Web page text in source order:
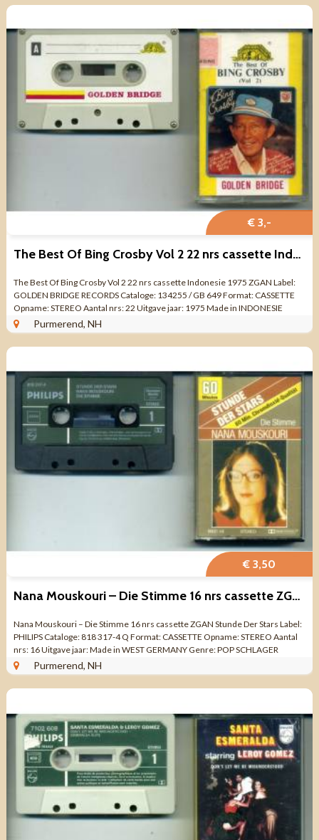
€ 3,-
The Best Of Bing Crosby Vol 2 22 nrs cassette Indonesie 1975
The Best Of Bing Crosby Vol 2 22 nrs cassette Indonesie 1975 ZGAN Label:
GOLDEN BRIDGE RECORDS Cataloge: 134255 / GB 649 Format: CASSETTE
Opname: STEREO Aantal nrs: 22 Uitgave jaar: 1975 Made in INDONESIE
Genre: Jazz, Pop, Easy ...
Purmerend, NH
€ 3,50
Nana Mouskouri – Die Stimme 16 nrs cassette ZGAN
Nana Mouskouri – Die Stimme 16 nrs cassette ZGAN Stunde Der Stars Label:
PHILIPS Cataloge: 818 317-4 Q Format: CASSETTE Opname: STEREO Aantal
nrs: 16 Uitgave jaar: Made in WEST GERMANY Genre: POP SCHLAGER
Kwaliteit: ZO ...
Purmerend, NH